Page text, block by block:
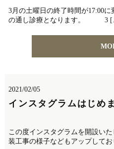
3月の土曜日の終了時間が17:00
の通し診療となります。 3
2021/02/05
インスタグラムはじめ
この度インスタグラムを開設い
装工事の様子などもアップして